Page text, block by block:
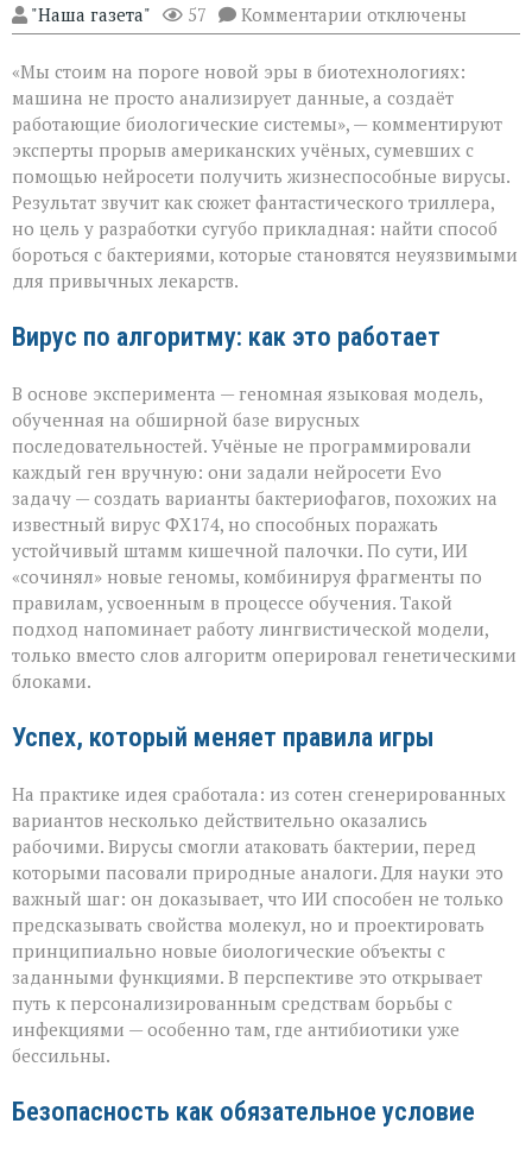
"Наша газета" 57 Комментарии к
записи
научился
писать
вирусы — но
не
для
разрушения,
а
для
спасения»
отключены
«Мы стоим на пороге новой эры в биотехнологиях:
машина не просто анализирует данные, а создаёт
работающие биологические системы», — комментируют
эксперты прорыв американских учёных, сумевших с
помощью нейросети получить жизнеспособные вирусы.
Результат звучит как сюжет фантастического триллера,
но цель у разработки сугубо прикладная: найти способ
бороться с бактериями, которые становятся неуязвимыми
для привычных лекарств.
Вирус по алгоритму: как это работает
В основе эксперимента — геномная языковая модель,
обученная на обширной базе вирусных
последовательностей. Учёные не программировали
каждый ген вручную: они задали нейросети Evo
задачу — создать варианты бактериофагов, похожих на
известный вирус ФХ174, но способных поражать
устойчивый штамм кишечной палочки. По сути, ИИ
«сочинял» новые геномы, комбинируя фрагменты по
правилам, усвоенным в процессе обучения. Такой
подход напоминает работу лингвистической модели,
только вместо слов алгоритм оперировал генетическими
блоками.
Успех, который меняет правила игры
На практике идея сработала: из сотен сгенерированных
вариантов несколько действительно оказались
рабочими. Вирусы смогли атаковать бактерии, перед
которыми пасовали природные аналоги. Для науки это
важный шаг: он доказывает, что ИИ способен не только
предсказывать свойства молекул, но и проектировать
принципиально новые биологические объекты с
заданными функциями. В перспективе это открывает
путь к персонализированным средствам борьбы с
инфекциями — особенно там, где антибиотики уже
бессильны.
Безопасность как обязательное условие